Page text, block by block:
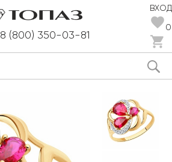
8 (800) 350-03-81
ВХОД
0